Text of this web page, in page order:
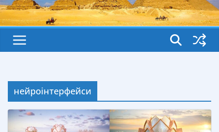
нейроінтерфейси